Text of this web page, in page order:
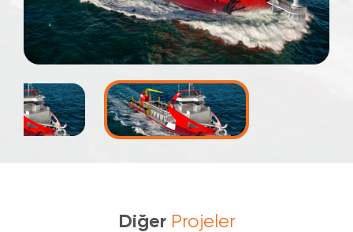
Diğer Projeler